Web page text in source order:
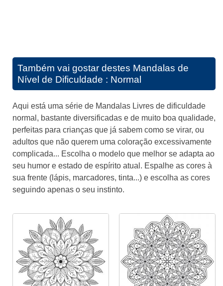
Também vai gostar destes Mandalas de
Nível de Dificuldade : Normal
Aqui está uma série de Mandalas Livres de dificuldade
normal, bastante diversificadas e de muito boa qualidade,
perfeitas para crianças que já sabem como se virar, ou
adultos que não querem uma coloração excessivamente
complicada... Escolha o modelo que melhor se adapta ao
seu humor e estado de espírito atual. Espalhe as cores à
sua frente (lápis, marcadores, tinta...) e escolha as cores
seguindo apenas o seu instinto.